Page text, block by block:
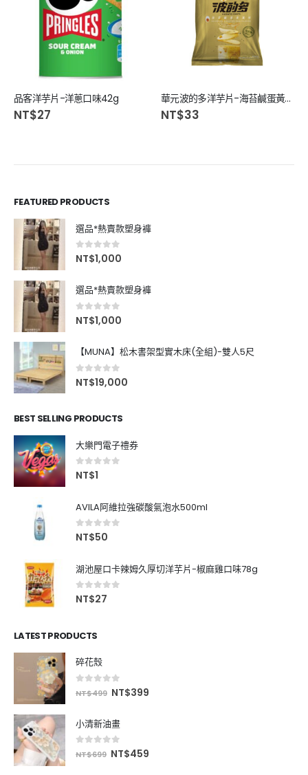
品客洋芋片-洋蔥口味42g
NT$27
華元波的多洋芋片-海苔鹹蛋黃風味81g
NT$33
FEATURED PRODUCTS
選品*熱賣款塑身褲
0out of 5
NT$1,000
選品*熱賣款塑身褲
0out of 5
NT$1,000
【MUNA】松木書架型實木床(全組)-雙人5尺
0out of 5
NT$19,000
BEST SELLING PRODUCTS
大樂門電子禮券
0out of 5
NT$1
AVILA阿維拉強碳酸氣泡水500ml
0out of 5
NT$50
湖池屋口卡辣姆久厚切洋芋片-椒麻雞口味78g
0out of 5
NT$27
LATEST PRODUCTS
碎花殼
out of 5
NT$499 NT$399
小清新油畫
out of 5
NT$699 NT$459